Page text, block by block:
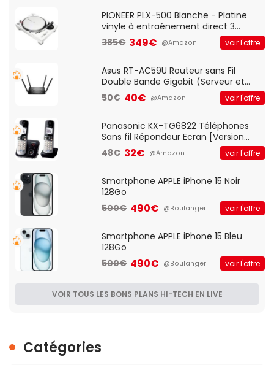
QWERTY UK - Noir
PIONEER PLX-500 Blanche - Platine
vinyle à entraénement direct 3
vitesses (33-45-78 trs/min) avec
pre-ampli intégré et port USB
385€ 349€ @Amazon voir l'offre
Asus RT-AC59U Routeur sans Fil
Double Bande Gigabit (Serveur et
Client VPN, Triple Vlan, Mode Point
d'accès et Bridge, contrôle Parental,
50€ 40€ @Amazon voir l'offre
Panasonic KX-TG6822 Téléphones
Sans fil Répondeur Ecran [Version
Française]
48€ 32€ @Amazon voir l'offre
Smartphone APPLE iPhone 15 Noir
128Go
500€ 490€ @Boulanger voir l'offre
Smartphone APPLE iPhone 15 Bleu
128Go
500€ 490€ @Boulanger voir l'offre
VOIR TOUS LES BONS PLANS HI-TECH EN LIVE
Catégories